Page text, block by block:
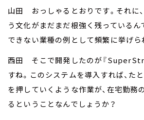
山田 おっしゃるとおりです。それに
う文化がまだまだ根強く残っているん
できない業種の例として頻繁に挙げら
西田 そこで開発したのが『
すね。このシステムを導入すれば、た
を押していくような作業が、在宅勤務
るということなんでしょうか？